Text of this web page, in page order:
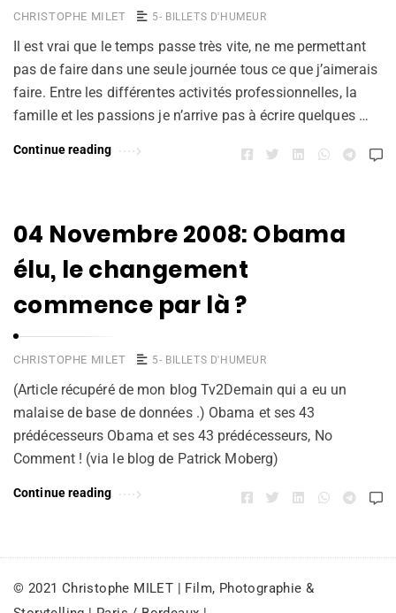
CHRISTOPHE MILET 5- BILLETS D'HUMEUR
Il est vrai que le temps passe très vite, ne me permettant
pas de faire dans une seule journée tous ce que j’aimerais
faire. Entre les différentes activités professionnelles, la
famille et les passions je n’arrive pas à écrire quelques …
Continue reading
04 Novembre 2008: Obama
élu, le changement
commence par là ?
CHRISTOPHE MILET 5- BILLETS D'HUMEUR
(Article récupéré de mon blog Tv2Demain qui a eu un
malaise de base de données .) Obama et ses 43
prédécesseurs Obama et ses 43 prédécesseurs, No
Comment ! (via le blog de Patrick Moberg)
Continue reading
© 2021 Christophe MILET | Film, Photographie &